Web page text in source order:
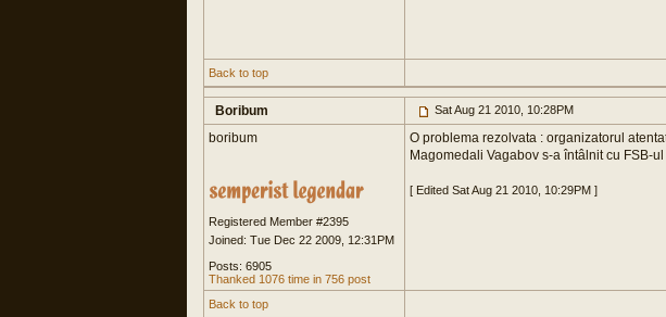
Back to top
Boribum Sat Aug 21 2010, 10:28PM
boribum
Registered Member #2395
Joined: Tue Dec 22 2009, 12:31PM
Posts: 6905
Thanked 1076 time in 756 post
O problema rezolvata : organizatorul
Magomedali Vagabov s-a întâlnit cu FSB-
[ Edited Sat Aug 21 2010, 10:29PM ]
Back to top